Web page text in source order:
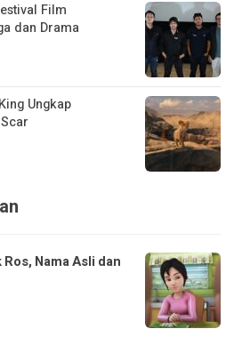
Film
dan Drama
Ungkap
Nama Asli dan